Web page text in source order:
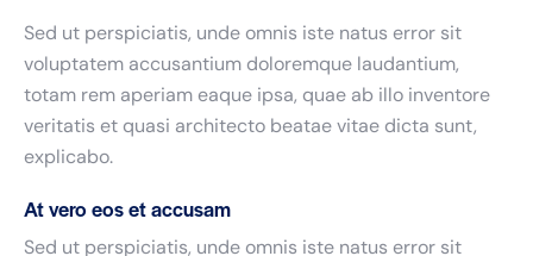
Sed ut perspiciatis, unde omnis iste natus error sit
voluptatem accusantium doloremque laudantium,
totam rem aperiam eaque ipsa, quae ab illo inventore
veritatis et quasi architecto beatae vitae dicta sunt,
explicabo.
At vero eos et accusam
Sed ut perspiciatis, unde omnis iste natus error sit